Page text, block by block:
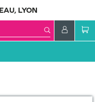
LYON